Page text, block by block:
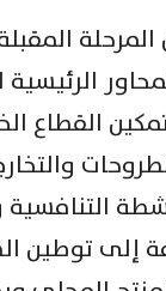
الرئيسية
تمكين القطاع
التنافسية
إلى توطين